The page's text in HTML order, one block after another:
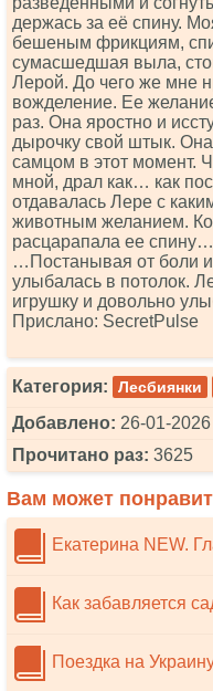
держась за её спину.
бешеным фрикциям,
сумасшедшая выла,
Лерой. До чего же мне
вожделение. Ее
раз. Она яростно и
дырочку свой штык.
самцом в этот момент.
мной, драл как… как
отдавалась Лере с
животным желанием.
расцарапала ее спину…
…Постанывая от боли
улыбалась в потолок.
игрушку и довольно
Прислано: SесrеtРulsе
Категория: Лесбиянки
Добавлено: 26-01-2026
Прочитано раз: 3625
Вам может
Екатерина NEW.
Как забавляется
Поездка на